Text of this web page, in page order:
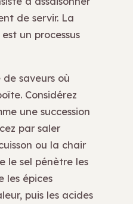
de servir. La
un processus
saveurs où
Considérez
une succession
par saler
ou la chair
le sel pénètre les
les épices
puis les acides